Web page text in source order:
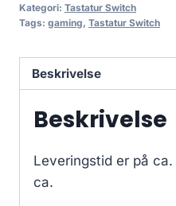
Kategori: Tastatur Switch
Tags: gaming, Tastatur Switch
Beskrivelse
Beskrivelse
Leveringstid er på ca.
ca.